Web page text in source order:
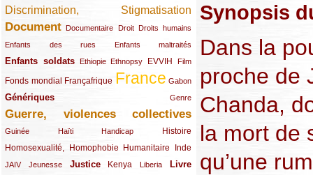
Discrimination, Stigmatisation
(131/289)
Document
(145/289) Documentaire
(9/289) Droit
(20/289) Droits humains
(22/289)
Enfants des rues
(21/289) Enfants maltraités
(10/289)
Enfants soldats
(68/289) Ethiopie
(12/289) Ethnopsy
(15/289) EVVIH
(55/289) Film
(22/289)
Fonds mondial
(48/289) Françafrique
(39/289) France
(289/289) Gabon
(12/289)
Génériques
(59/289) Genre
(22/289)
Guerre, violences collectives
(149/289)
Guinée
(12/289) Haïti
(15/289) Handicap
(10/289) Histoire
(49/289)
Homosexualité, Homophobie
(44/289) Humanitaire
(47/289) Inde
(34/289)
JAIV
(10/289)Jeunesse
(21/289) Justice
(65/289) Kenya
(35/289) Liberia
(25/289) Livre
(62/289)
Synopsis
Dans la
proche de
Chanda,
la mort de
qu’une